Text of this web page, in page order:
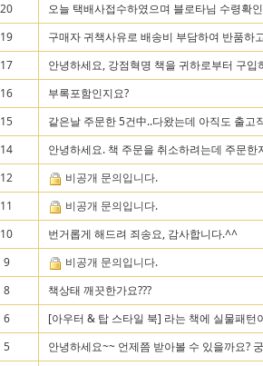
20
오늘 택배사접수하였으며 블로타님 수령확
19
구매자 귀책사유로 배송비 부담하여 반품하
17
안녕하세요, 강점혁명 책을 귀하로부터 구입
16
부록포함인지요?
15
같은날 주문한 5건中..다왔는데 아직도 출고
14
안녕하세요. 책 주문을 취소하려는데 주문한
12
비공개 문의입니다.
11
비공개 문의입니다.
10
번거롭게 해드려 죄송요, 감사합니다.^^
9
비공개 문의입니다.
8
책상태 깨끗한가요???
6
[아우터 & 탑 스타일 북] 라는 책에 실물패턴
5
안녕하세요~~ 언제쯤 받아볼 수 있을까요?